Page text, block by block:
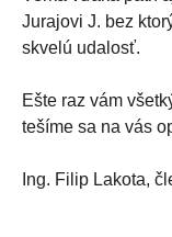
Jurajovi J. bez
skvelú udalosť.
Ešte raz vám
tešíme sa na vás
Ing. Filip Lakota,